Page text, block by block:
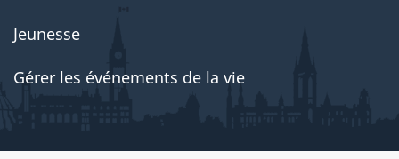
Jeunesse
Gérer les événements de la vie